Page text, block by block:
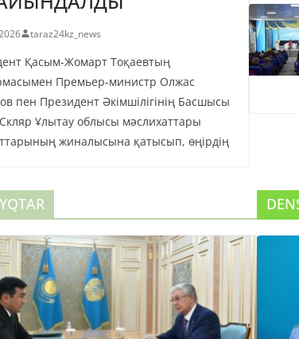
taraz24kz_news
Қасым-Жомарт Тоқаевтың
Премьер-министр Олжас
пен Президент Әкімшілігінің Басшысы
Ұлытау облысы мәслихаттары
жиналысына қатысып, өңірдің